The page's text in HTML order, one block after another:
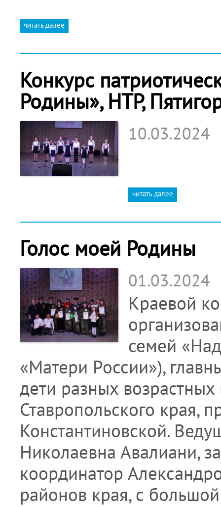
читать далее
Конкурс
Родины», НТР,
10.03.2024
читать далее
Голос моей Родины
01.03.2024
Краевой
семей
«Матери России»),
дети разных
Ставропольского края,
Константиновской.
Николаевна Авалиани,
координатор
районов края, с